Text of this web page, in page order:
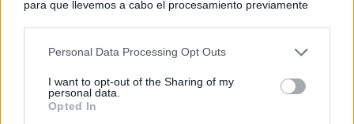
para que llevemos a cabo el procesamiento previamente
negar su consentimiento. Tenga en cuenta que algún
de su consentimiento, pero usted tiene el derecho de
rechazar tal procesamiento. Sus preferencias se aplicarán
Personal Data Processing Opt Outs
I want to opt-out of the Sharing of my
personal data.
Opted In